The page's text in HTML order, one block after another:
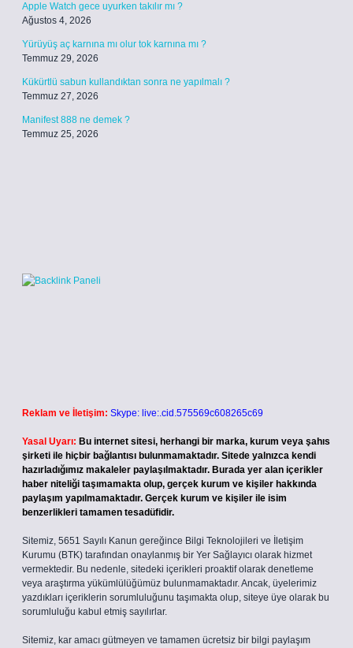
Apple Watch gece uyurken takılır mı ?
Ağustos 4, 2026
Yürüyüş aç karnına mı olur tok karnına mı ?
Temmuz 29, 2026
Kükürtlü sabun kullandıktan sonra ne yapılmalı ?
Temmuz 27, 2026
Manifest 888 ne demek ?
Temmuz 25, 2026
Reklam ve İletişim: Skype: live:.cid.575569c608265c69
Yasal Uyarı: Bu internet sitesi, herhangi bir marka, kurum veya şahıs
şirketi ile hiçbir bağlantısı bulunmamaktadır. Sitede yalnızca kendi
hazırladığımız makaleler paylaşılmaktadır. Burada yer alan içerikler
haber niteliği taşımamakta olup, gerçek kurum ve kişiler hakkında
paylaşım yapılmamaktadır. Gerçek kurum ve kişiler ile isim
benzerlikleri tamamen tesadüfidir.
Sitemiz, 5651 Sayılı Kanun gereğince Bilgi Teknolojileri ve İletişim
Kurumu (BTK) tarafından onaylanmış bir Yer Sağlayıcı olarak hizmet
vermektedir. Bu nedenle, sitedeki içerikleri proaktif olarak denetleme
veya araştırma yükümlülüğümüz bulunmamaktadır. Ancak, üyelerimiz
yazdıkları içeriklerin sorumluluğunu taşımakta olup, siteye üye olarak bu
sorumluluğu kabul etmiş sayılırlar.
Sitemiz, kar amacı gütmeyen ve tamamen ücretsiz bir bilgi paylaşım